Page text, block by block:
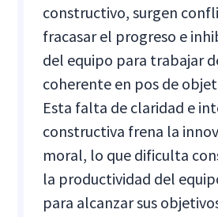
constructivo, surgen
fracasar el progreso e
del equipo para trabajar
coherente en pos de
Esta falta de claridad e
constructiva frena la
moral, lo que dificulta
la productividad del
para alcanzar sus